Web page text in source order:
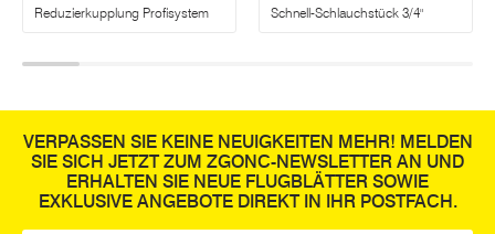
Reduzierkupplung Profisystem Schnell-Schlauchstück 3/4"
VERPASSEN SIE KEINE NEUIGKEITEN MEHR! MELDEN
SIE SICH JETZT ZUM ZGONC-NEWSLETTER AN UND
ERHALTEN SIE NEUE FLUGBLÄTTER SOWIE
EXKLUSIVE ANGEBOTE DIREKT IN IHR POSTFACH.